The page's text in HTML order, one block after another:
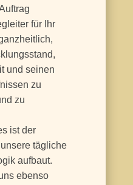
für Ihr
und seinen
zu
zu
ist der
tägliche
aufbaut.
ebenso